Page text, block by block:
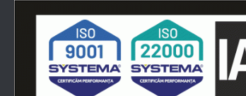
Skip to content